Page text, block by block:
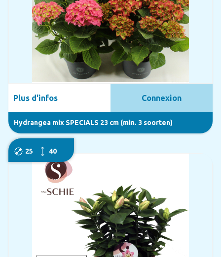
Hydrangea mix SPECIALS 23 cm (min. 3 soorten)
Plus d'infos Connexion
25 40